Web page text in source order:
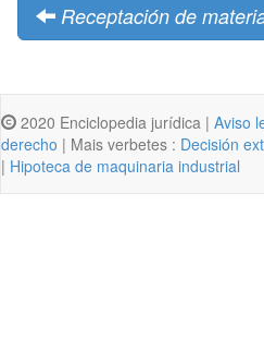
Receptación de
2020 Enciclopedia jurídica | Aviso
derecho | Mais verbetes : Decisión
| Hipoteca de maquinaria industrial